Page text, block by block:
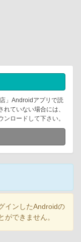
」Androidアプリで読
ていない場合には、
ロードして下さい。
インしたAndroidの
できません。